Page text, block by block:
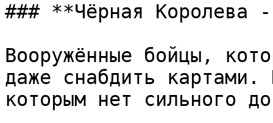
### **Чёрная Королева
Вооружённые бойцы,
даже снабдить
которым нет сильного